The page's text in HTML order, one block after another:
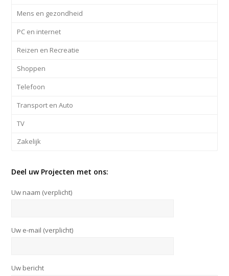
Mens en gezondheid
PC en internet
Reizen en Recreatie
Shoppen
Telefoon
Transport en Auto
TV
Zakelijk
Deel uw Projecten met ons:
Uw naam (verplicht)
Uw e-mail (verplicht)
Uw bericht